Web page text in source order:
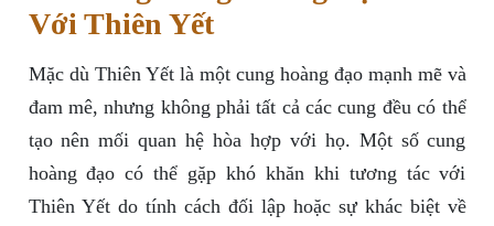
Với Thiên Yết
Mặc dù Thiên Yết là một cung hoàng đạo mạnh mẽ và
đam mê, nhưng không phải tất cả các cung đều có thể
tạo nên mối quan hệ hòa hợp với họ. Một số cung
hoàng đạo có thể gặp khó khăn khi tương tác với
Thiên Yết do tính cách đối lập hoặc sự khác biệt về